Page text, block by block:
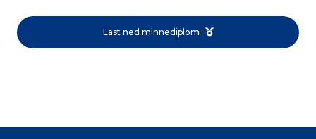
Last ned minnediplom
Norsk bokmål